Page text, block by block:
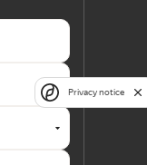
Privacy notice